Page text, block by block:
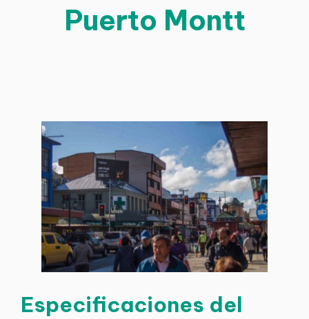
Puerto Montt
Especificaciones del